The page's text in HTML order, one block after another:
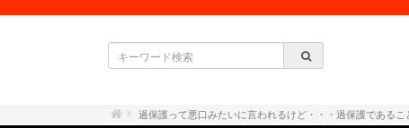
過保護って悪口みたいに言われるけど・・・過保護であるこ